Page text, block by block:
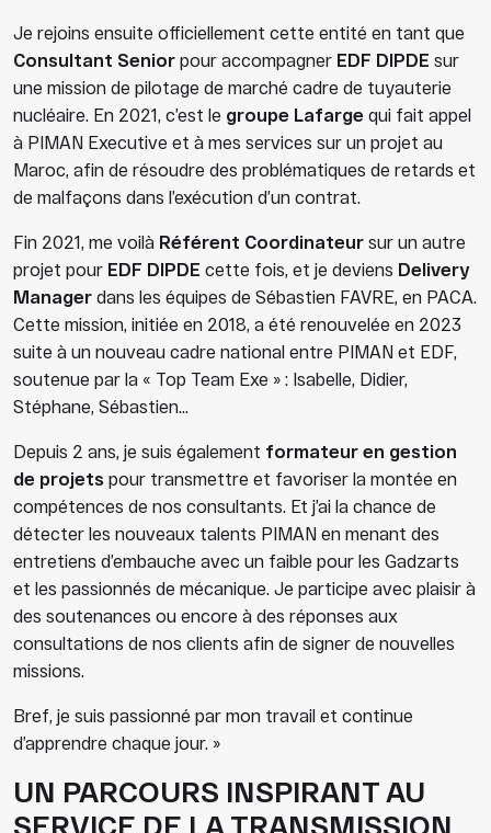
Je rejoins ensuite officiellement cette entité en tant que
Consultant Senior pour accompagner EDF DIPDE sur
une mission de pilotage de marché cadre de tuyauterie
nucléaire. En 2021, c’est le groupe Lafarge qui fait appel
à PIMAN Executive et à mes services sur un projet au
Maroc, afin de résoudre des problématiques de retards et
de malfaçons dans l’exécution d’un contrat.
Fin 2021, me voilà Référent Coordinateur sur un autre
projet pour EDF DIPDE cette fois, et je deviens Delivery
Manager dans les équipes de Sébastien FAVRE, en PACA.
Cette mission, initiée en 2018, a été renouvelée en 2023
suite à un nouveau cadre national entre PIMAN et EDF,
soutenue par la « Top Team Exe » : Isabelle, Didier,
Stéphane, Sébastien…
Depuis 2 ans, je suis également formateur en gestion
de projets pour transmettre et favoriser la montée en
compétences de nos consultants. Et j’ai la chance de
détecter les nouveaux talents PIMAN en menant des
entretiens d’embauche avec un faible pour les Gadzarts
et les passionnés de mécanique. Je participe avec plaisir à
des soutenances ou encore à des réponses aux
consultations de nos clients afin de signer de nouvelles
missions.
Bref, je suis passionné par mon travail et continue
d’apprendre chaque jour. »
UN PARCOURS INSPIRANT AU
SERVICE DE LA TRANSMISSION